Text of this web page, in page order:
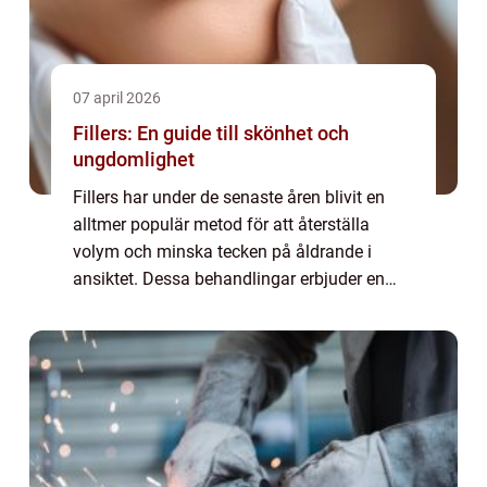
07 april 2026
Fillers: En guide till skönhet och
ungdomlighet
Fillers har under de senaste åren blivit en
alltmer populär metod för att återställa
volym och minska tecken på åldrande i
ansiktet. Dessa behandlingar erbjuder en